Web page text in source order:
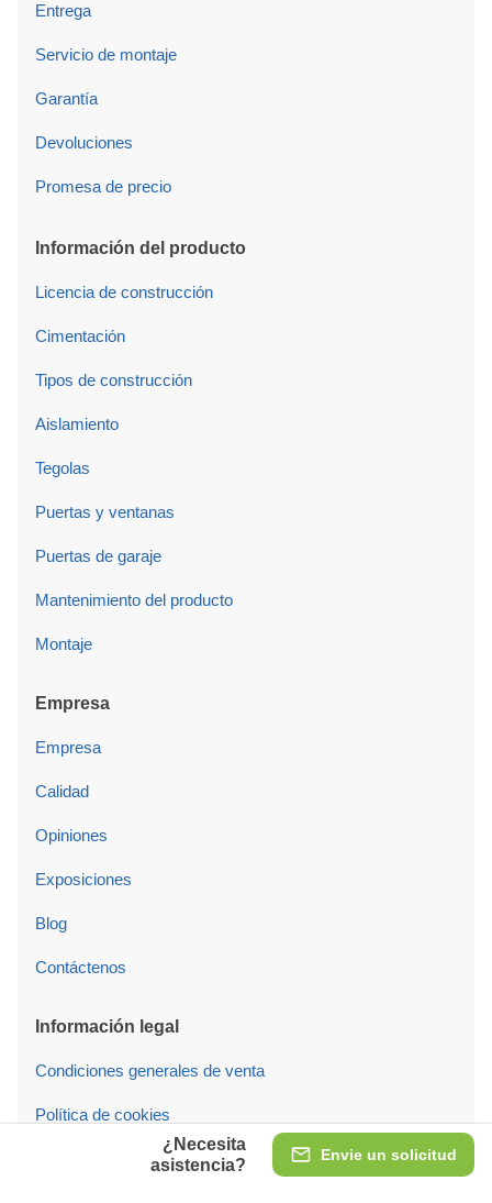
Envie un solicitud
¿Necesita
asistencia?
Entrega
Servicio de montaje
Garantía
Devoluciones
Promesa de precio
Información del producto
Licencia de construcción
Cimentación
Tipos de construcción
Aislamiento
Tegolas
Puertas y ventanas
Puertas de garaje
Mantenimiento del producto
Montaje
Empresa
Empresa
Calidad
Opiniones
Exposiciones
Blog
Contáctenos
Información legal
Condiciones generales de venta
Política de cookies
Configuración de cookies